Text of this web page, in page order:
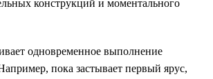
конструкций и моментального
одновременное выполнение
пока застывает первый ярус,